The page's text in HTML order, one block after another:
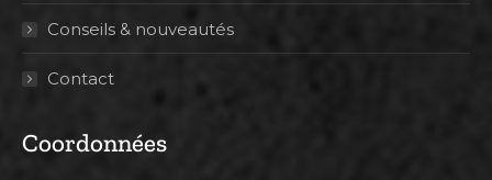
Conseils & nouveautés
Contact
Coordonnées